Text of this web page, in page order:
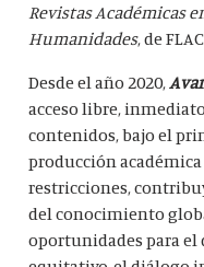
Revistas Académicas
Humanidades, de
Desde el año 2020,
acceso libre,
contenidos, bajo el
producción
restricciones,
del conocimiento
oportunidades para el